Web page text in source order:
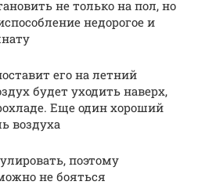
не только на пол, но
недорогое и
его на летний
будет уходить наверх,
Еще один хороший
воздуха
поэтому
не бояться